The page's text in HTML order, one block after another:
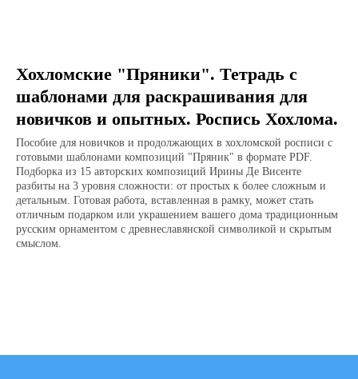
Хохломские "Пряники". Тетрадь с
шаблонами для раскрашивания для
новичков и опытных. Роспись Хохлома.
Пособие для новичков и продолжающих в хохломской росписи с
готовыми шаблонами композиций "Пряник" в формате PDF.
Подборка из 15 авторских композиций Ирины Де Висенте
разбиты на 3 уровня сложности: от простых к более сложным и
детальным. Готовая работа, вставленная в рамку, может стать
отличным подарком или украшением вашего дома традиционным
русским орнаментом с древнеславянской символикой и скрытым
смыслом.